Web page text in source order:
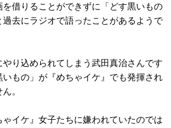
を借りることができずに「どす黒いもの
去にラジオで語ったことがあるようで
り込められてしまう武田真治さんです
もの」が『めちゃイケ』でも発揮され
。
イケ』女子たちに嫌われていたのでは